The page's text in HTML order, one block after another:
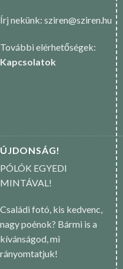
Írj nekünk: sziren@sziren.hu
További elérhetőségek:
Kapcsolatok
ÚJDONSÁG!
PÓLÓK EGYEDI
MINTÁVAL!
Családi fotó, kis kedvenc,
nagy poénok? Bármi is a
kívánságod, mi
rányomtatjuk!